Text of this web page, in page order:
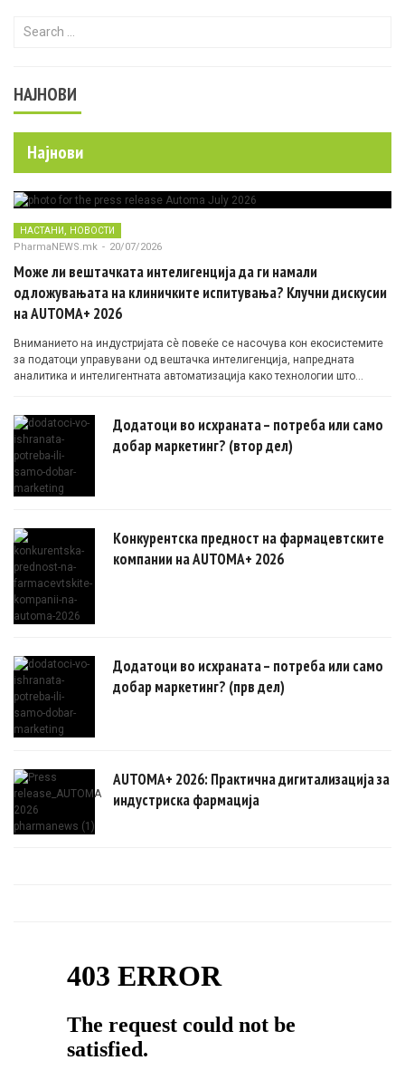
Search for:
НАЈНОВИ
Најнови
НАСТАНИ НОВОСТИ
PharmaNEWS.mk - 20/07/2026
Може ли вештачката интелигенција да ги намали
одложувањата на клиничките испитувања? Клучни дискусии
на AUTOMA+ 2026
Вниманието на индустријата сè повеќе се насочува кон екосистемите
за податоци управувани од вештачка интелигенција, напредната
аналитика и интелигентната автоматизација како технологии што
Додатоци во исхраната – потреба или само
добар маркетинг? (втор дел)
Конкурентска предност на фармацевтските
компании на AUTOMA+ 2026
Додатоци во исхраната – потреба или само
добар маркетинг? (прв дел)
AUTOMA+ 2026: Практична дигитализација за
индустриска фармација